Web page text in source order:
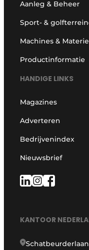
Aanleg & Beheer
Sport- &
Machines &
Productinformatie
HANDIGE LINKS
Magazines
Adverteren
Bedrijvenindex
Nieuwsbrief
KANTOOR